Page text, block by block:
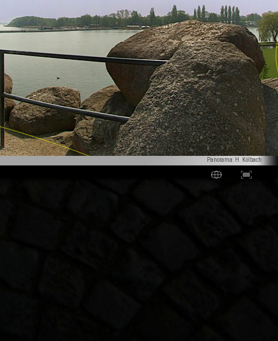
Panorama: H. Kölbach